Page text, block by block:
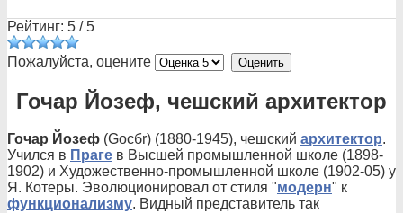
Рейтинг: 5 /5
Пожалуйста, оцените
Гочар Йозеф, чешский архитектор
Гочар Йозеф (Gocбr) (1880-1945), чешский архитектор.
Учился в Праге в Высшей промышленной школе (1898-
1902) и Художественно-промышленной школе (1902-05) у
Я. Котеры. Эволюционировал от стиля "модерн" к
функционализму. Видный представитель так